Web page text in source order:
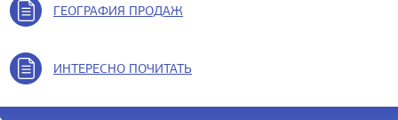
ГЕОГРАФИЯ ПРОДАЖ
ИНТЕРЕСНО ПОЧИТАТЬ